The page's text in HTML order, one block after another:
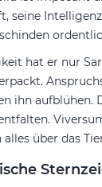
seine
hat er nur
ihn aufblühen.
über das